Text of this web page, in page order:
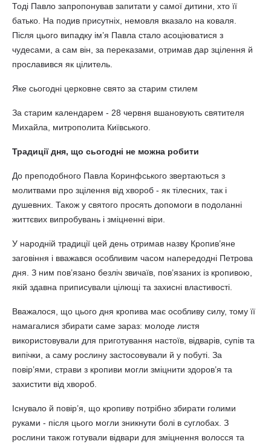
Тоді Павло запропонував запитати у самої дитини, хто її
батько. На подив присутніх, немовля вказало на коваля.
Після цього випадку ім’я Павла стало асоціюватися з
чудесами, а сам він, за переказами, отримав дар зцілення й
прославився як цілитель.
Яке сьогодні церковне свято за старим стилем
За старим календарем - 28 червня вшановують святителя
Михайла, митрополита Київського.
Традиції дня, що сьогодні не можна робити
До преподобного Павла Коринфського звертаються з
молитвами про зцілення від хвороб - як тілесних, так і
душевних. Також у святого просять допомоги в подоланні
життєвих випробувань і зміцненні віри.
У народній традиції цей день отримав назву Кропив’яне
заговіння і вважався особливим часом напередодні Петрова
дня. З ним пов’язано безліч звичаїв, пов’язаних із кропивою,
якій здавна приписували цілющі та захисні властивості.
Вважалося, що цього дня кропива має особливу силу, тому її
намагалися збирати саме зараз: молоде листя
використовували для приготування настоїв, відварів, супів та
випічки, а саму рослину застосовували й у побуті. За
повір’ями, страви з кропиви могли зміцнити здоров’я та
захистити від хвороб.
Існувало й повір’я, що кропиву потрібно збирати голими
руками - після цього могли зникнути болі в суглобах. З
рослини також готували відвари для зміцнення волосся та